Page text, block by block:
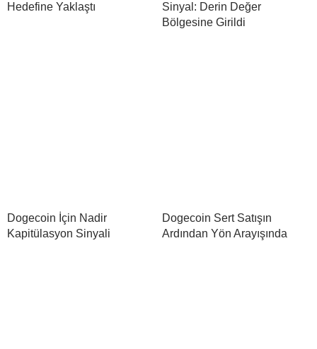
Hedefine Yaklaştı
Sinyal: Derin Değer
Bölgesine Girildi
Dogecoin İçin Nadir
Kapitülasyon Sinyali
Dogecoin Sert Satışın
Ardından Yön Arayışında